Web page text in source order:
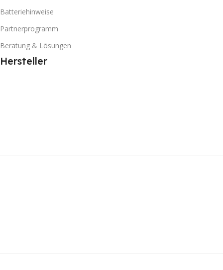
Batteriehinweise
Partnerprogramm
Beratung & Lösungen
Hersteller